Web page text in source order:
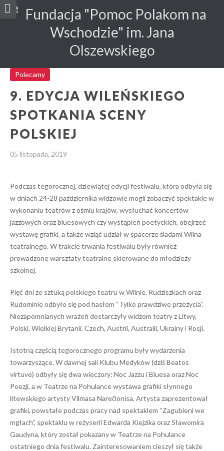
Polecamy
9. EDYCJA WILEŃSKIEGO
SPOTKANIA SCENY
POLSKIEJ
05 listopada, 2019
Podczas tegorocznej, dziewiątej edycji festiwalu, która odbyła się
w dniach 24-28 października widzowie mogli zobaczyć spektakle w
wykonaniu teatrów z ośmiu krajów, wysłuchać koncertów
jazzowych oraz bluesowych czy wystąpień poetyckich, obejrzeć
wystawę grafiki, a także wziąć udział w spacerze śladami Wilna
teatralnego. W trakcie trwania festiwalu były również
prowadzone warsztaty teatralne skierowane do młodzieży
szkolnej.
Pięć dni ze sztuką polskiego teatru w Wilnie, Rudziszkach oraz
Rudominie odbyło się pod hasłem “Tylko prawdziwe przeżycia”.
Niezapomnianych wrażeń dostarczyły widzom teatry z Litwy,
Polski, Wielkiej Brytanii, Czech, Austrii, Australii, Ukrainy i Rosji.
Istotną częścią tegorocznego programu były wydarzenia
towarzyszące. W dawnej sali Klubu Medyków (dziś Beatos
virtuve) odbyły się dwa wieczory: Noc Jazzu i Bluesa oraz Noc
Poezji, a w Teatrze na Pohulance wystawa grafiki słynnego
litewskiego artysty Vilmasa Narečionisa. Artysta zaprezentował
grafiki, powstałe podczas pracy nad spektaklem “Zagubieni we
mgłach”, spektaklu w reżyserii Edwarda Kiejzika oraz Sławomira
Gaudyna, który został pokazany w Teatrze na Pohulance
ostatniego dnia festiwalu. Zainteresowaniem cieszył się także